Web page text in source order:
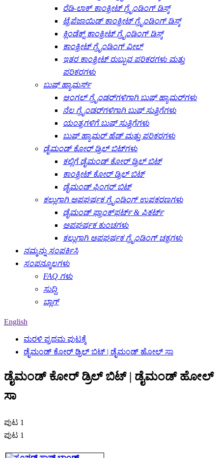
ರೆಡಿ-ಲಾಕ್ ಕಾಂಕ್ರೀಟ್ ಗ್ರೈಂಡಿಂಗ್ ಡಿಸ್ಕ್
ಟ್ರೆಪೆಜಾಯಿಡ್ ಕಾಂಕ್ರೀಟ್ ಗ್ರೈಂಡಿಂಗ್ ಡಿಸ್ಕ್
ಕ್ಲಿಂಡೆಕ್ಸ್ ಕಾಂಕ್ರೀಟ್ ಗ್ರೈಂಡಿಂಗ್ ಡಿಸ್ಕ್
ಕಾಂಕ್ರೀಟ್ ಗ್ರೈಂಡಿಂಗ್ ವೀಲ್
ಇತರ ಕಾಂಕ್ರೀಟ್ ರುಬ್ಬುವ ಪರಿಕರಗಳು ಮತ್ತು
ಪರಿಕರಗಳು
ಬುಷ್ ಹ್ಯಾಮರ್ಸ್
ಆಂಗಲ್ ಗ್ರೈಂಡರ್‌ಗಳಿಗಾಗಿ ಬುಷ್ ಹ್ಯಾಮರ್‌ಗಳು
ನೆಲ ಗ್ರೈಂಡರ್‌ಗಳಿಗಾಗಿ ಬುಷ್ ಸುತ್ತಿಗೆಗಳು
ಯಂತ್ರಗಳಿಗೆ ಬುಷ್ ಸುತ್ತಿಗೆಗಳು
ಬುಷ್ ಹ್ಯಾಮರ್ ಹೆಡ್ ಮತ್ತು ಪರಿಕರಗಳು
ಡೈಮಂಡ್ ಕೋರ್ ಡ್ರಿಲ್ ಬಿಟ್‌ಗಳು
ಕಲ್ಲಿಗೆ ಡೈಮಂಡ್ ಕೋರ್ ಡ್ರಿಲ್ ಬಿಟ್
ಕಾಂಕ್ರೀಟ್ ಕೋರ್ ಡ್ರಿಲ್ ಬಿಟ್
ಡೈಮಂಡ್ ಫಿಂಗರ್ ಬಿಟ್
ಕಲ್ಲುಗಾಗಿ ಅಪಘರ್ಷಕ ಗ್ರೈಂಡಿಂಗ್ ಉಪಕರಣಗಳು
ಡೈಮಂಡ್ ಫ್ರಾಂಕ್‌ಫರ್ಟ್ & ಫಿಕರ್ಟ್
ಅಪಘರ್ಷಕ ಕುಂಚಗಳು
ಕಲ್ಲುಗಾಗಿ ಅಪಘರ್ಷಕ ಗ್ರೈಂಡಿಂಗ್ ಚಕ್ರಗಳು
ನಮ್ಮನ್ನು ಸಂಪರ್ಕಿಸಿ
ಸಂಪನ್ಮೂಲಗಳು
FAQ ಗಳು
ಸುದ್ದಿ
ಬ್ಲಾಗ್
English
ಮರಳಿ ಪ್ರಥಮ ಪುಟಕ್ಕೆ
ಡೈಮಂಡ್ ಕೋರ್ ಡ್ರಿಲ್ ಬಿಟ್ | ಡೈಮಂಡ್ ಹೋಲ್ ಸಾ
ಡೈಮಂಡ್ ಕೋರ್ ಡ್ರಿಲ್ ಬಿಟ್ | ಡೈಮಂಡ್ ಹೋಲ್
ಸಾ
ಪುಟ 1
ಪುಟ 1